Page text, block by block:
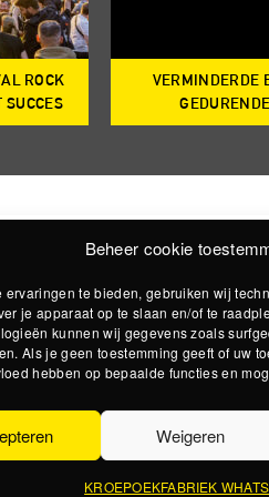
Beheer cookie
ervaringen te bieden, gebruiken wij
je apparaat op te slaan en/of te
kunnen wij gegevens zoals
Als je geen toestemming geeft of uw
hebben op bepaalde functies en
Weigeren
KROEPOEKFABRIEK
ROCK
SUCCES
VERMINDERDE